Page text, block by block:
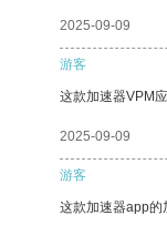
2025-09-09
游客
这款加速器VPM
2025-09-09
游客
这款加速器app的